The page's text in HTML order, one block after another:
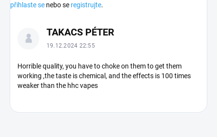
přihlaste se nebo se registrujte.
k
TAKACS PÉTER
19.12.2024 22:55
Horrible quality, you have to choke on them to get them
working ,the taste is chemical, and the effects is 100 times
weaker than the hhc vapes